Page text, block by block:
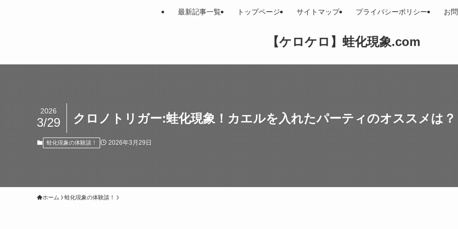
【ケロケロ】蛙化現象.com
最新記事一覧 トップページ サイトマップ プライバシーポリシー お
クロノトリガー:蛙化現象！カエルを入れたパーティのオススメは？
2026
3/29
蛙化現象の体験談！ 2026年3月29日
ホーム 蛙化現象の体験談！